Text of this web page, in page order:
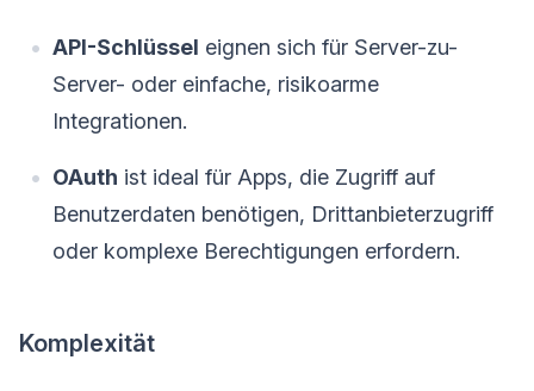
API-Schlüssel eignen sich für Server-zu-
Server- oder einfache, risikoarme
Integrationen.
OAuth ist ideal für Apps, die Zugriff auf
Benutzerdaten benötigen, Drittanbieterzugriff
oder komplexe Berechtigungen erfordern.
Komplexität